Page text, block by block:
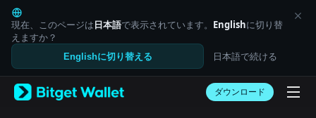
English
日本語
Tiếng Việt
Русский
Español (Latinoamérica)
Italiano
現在、このページは日本語で表示されています。 Englishに切り替
えますか？
Englishに切り替える 日本語で続ける
ダウンロード